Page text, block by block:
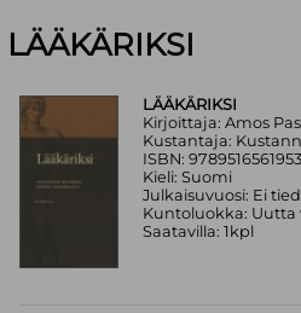
LÄÄKÄRIKSI
LÄÄKÄRIKSI
Kirjoittaja: Amos
Kustantaja:
ISBN: 9789516561953
Kieli: Suomi
Julkaisuvuosi: Ei
Kuntoluokka: Uutta
Saatavilla: 1kpl